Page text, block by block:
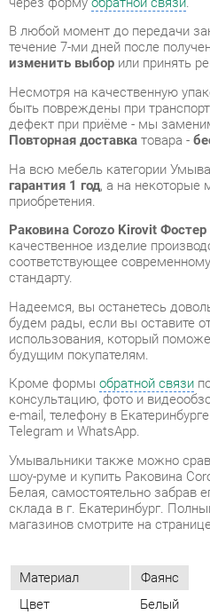
Несмотря на качественную
быть повреждены при
дефект при приёме - мы
Повторная доставкатовара -
гарантия 1 год, а на некоторые
приобретения.
Раковина Corozo Kirovit Фостер
соответствующее современному
стандарту.
будем рады, если вы оставите
использования, который
будущим покупателям.
Кроме формы
консультацию, фото и
e-mail, телефону в Екатеринбурге
Telegram и WhatsApp.
Умывальники также можно
шоу-руме и купить Раковина
Белая, самостоятельно забрав
склада в г. Екатеринбург.
магазинов смотрите на странице
Материал Фаянс
Цвет
Белый
Ширина, мм
810
Глубина, мм
453
Вес упаковок, кг
20